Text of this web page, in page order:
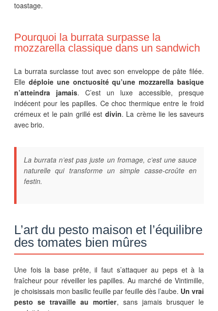
toastage.
Pourquoi la burrata surpasse la
mozzarella classique dans un sandwich
La burrata surclasse tout avec son enveloppe de pâte filée.
Elle déploie une onctuosité qu’une mozzarella basique
n’atteindra jamais. C’est un luxe accessible, presque
indécent pour les papilles. Ce choc thermique entre le froid
crémeux et le pain grillé est divin. La crème lie les saveurs
avec brio.
La burrata n’est pas juste un fromage, c’est une sauce
naturelle qui transforme un simple casse-croûte en
festin.
L’art du pesto maison et l’équilibre
des tomates bien mûres
Une fois la base prête, il faut s’attaquer au peps et à la
fraîcheur pour réveiller les papilles. Au marché de Vintimille,
je choisissais mon basilic feuille par feuille dès l’aube. Un vrai
pesto se travaille au mortier, sans jamais brusquer le